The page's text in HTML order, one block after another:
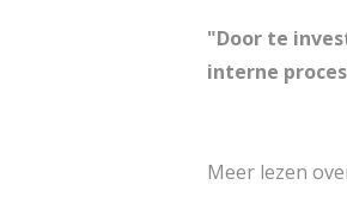
"Door te
interne
Meer lezen